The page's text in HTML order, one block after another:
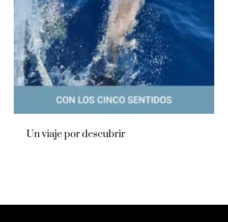
Un viaje por descubrir